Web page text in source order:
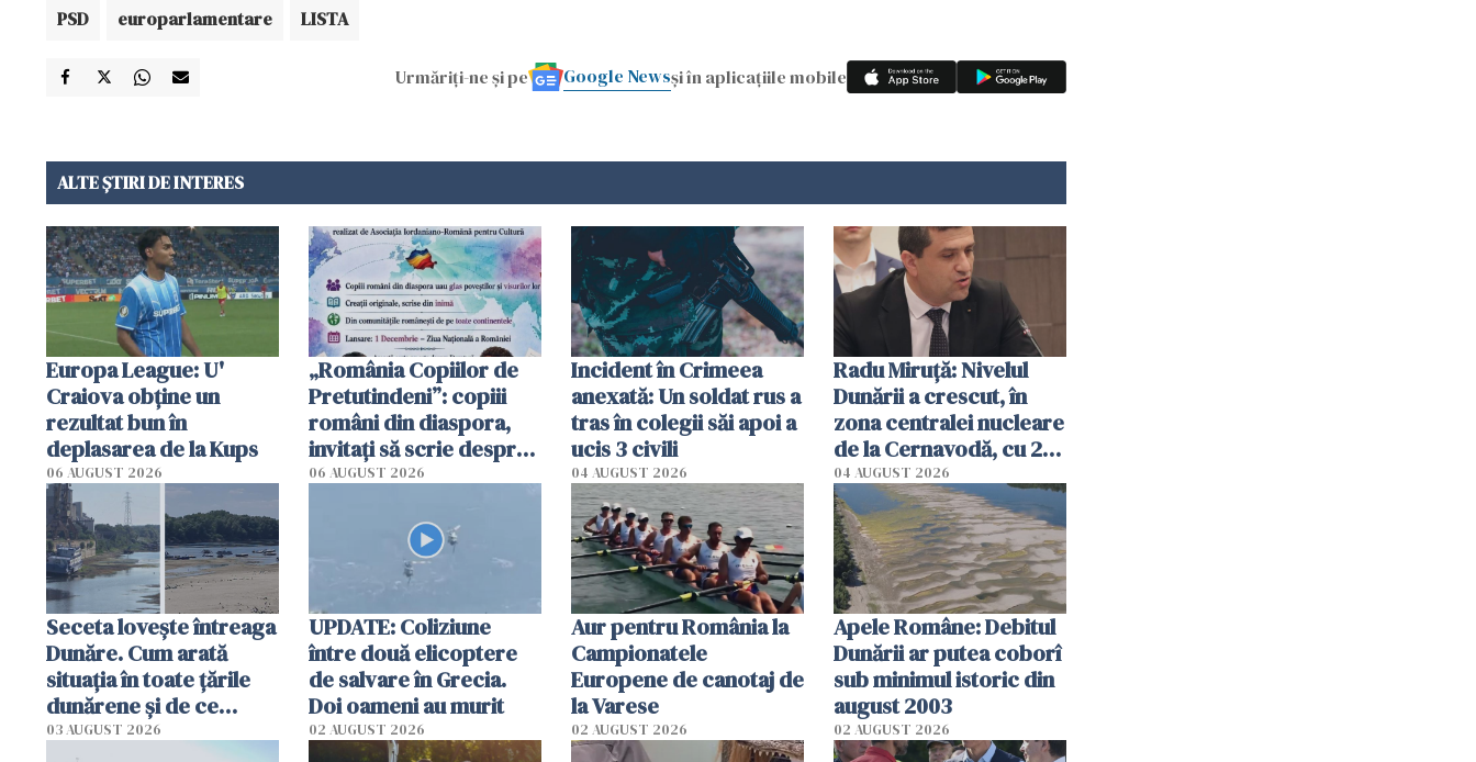
PSD europarlamentare LISTA
Urmăriți-ne și pe Google Newsși în aplicațiile mobile
ALTE ȘTIRI DE INTERES
Europa League: U'
Craiova obține un
rezultat bun în
deplasarea de la Kups
06 AUGUST 2026
„România Copiilor de
Pretutindeni”: copiii
români din diaspora,
invitați să scrie despre
România într-un volum
06 AUGUST 2026
Incident în Crimeea
anexată: Un soldat rus a
tras în colegii săi apoi a
ucis 3 civili
04 AUGUST 2026
Radu Miruţă: Nivelul
Dunării a crescut, în
zona centralei nucleare
de la Cernavodă, cu 2
cm faţă de ziua trecută
04 AUGUST 2026
Seceta lovește întreaga
Dunăre. Cum arată
situația în toate țările
dunărene și de ce
România resimte
03 AUGUST 2026
UPDATE: Coliziune
între două elicoptere
de salvare în Grecia.
Doi oameni au murit
02 AUGUST 2026
Aur pentru România la
Campionatele
Europene de canotaj de
la Varese
02 AUGUST 2026
Apele Române: Debitul
Dunării ar putea coborî
sub minimul istoric din
august 2003
02 AUGUST 2026